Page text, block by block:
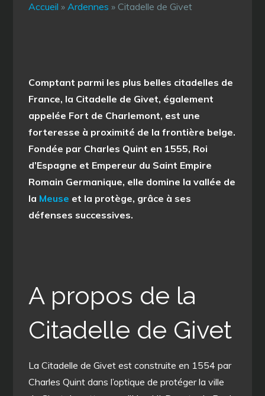
Accueil »Ardennes » Citadelle de Givet
Comptant parmi les plus belles citadelles de
France, la Citadelle de Givet, également
appelée Fort de Charlemont, est une
forteresse à proximité de la frontière belge.
Fondée par Charles Quint en 1555, Roi
d’Espagne et Empereur du Saint Empire
Romain Germanique, elle domine la vallée de
la Meuse et la protège, grâce à ses
défenses successives.
A propos de la
Citadelle de Givet
La Citadelle de Givet est construite en 1554 par
Charles Quint dans l’optique de protéger la ville